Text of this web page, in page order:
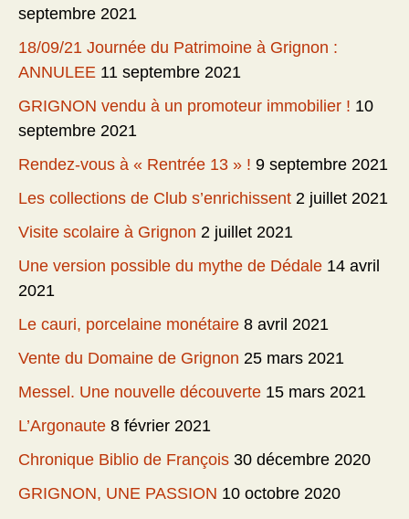
septembre 2021
18/09/21 Journée du Patrimoine à Grignon :
ANNULEE 11 septembre 2021
GRIGNON vendu à un promoteur immobilier ! 10
septembre 2021
Rendez-vous à « Rentrée 13 » ! 9 septembre 2021
Les collections de Club s’enrichissent 2 juillet 2021
Visite scolaire à Grignon 2 juillet 2021
Une version possible du mythe de Dédale 14 avril
2021
Le cauri, porcelaine monétaire 8 avril 2021
Vente du Domaine de Grignon 25 mars 2021
Messel. Une nouvelle découverte 15 mars 2021
L’Argonaute 8 février 2021
Chronique Biblio de François 30 décembre 2020
GRIGNON, UNE PASSION 10 octobre 2020